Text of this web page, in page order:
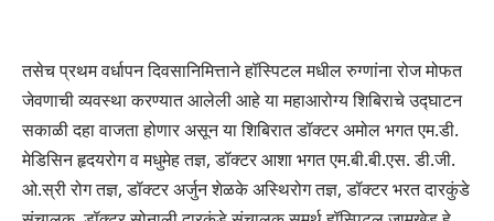
तसेच प्रथम वर्धापन दिवसानिमित्ताने हॉस्पिटल मधील रुग्णांना रोज मोफत
जेवणाची व्यवस्था करण्यात आलेली आहे या महाआरोग्य शिबिराचे उद्घाटन
सकाळी दहा वाजता होणार असून या शिबिरात डॉक्टर अमोल भगत एम.डी.
मेडिसिन हृदयरोग व मधुमेह तज्ञ, डॉक्टर आशा भगत एम.बी.बी.एस. डी.जी.
ओ.स्री रोग तज्ञ, डॉक्टर अर्जुन शेळके अस्थिरोग तज्ञ, डॉक्टर भरत दारकुंडे